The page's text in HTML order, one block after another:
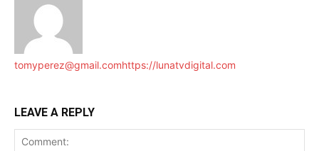
tomyperez@gmail.comhttps://lunatvdigital.com
LEAVE A REPLY